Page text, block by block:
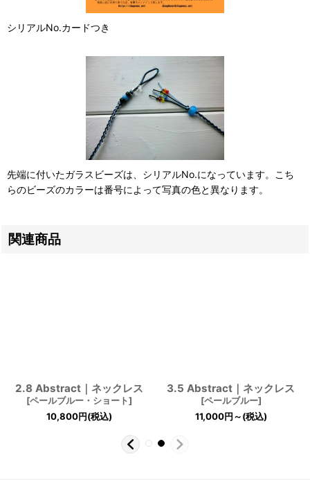
シリアルNo.カードつき
先端に付いたガラスビーズは、シリアルNo.になっています。こち
らのビーズのカラーは番号によって写真の色と異なります。
関連商品
2.8 Abstract｜ネックレス
[ペールブルー・ショート]
10,800円(税込)
3.5 Abstract｜ネックレス
[ペールブルー]
11,000円～(税込)